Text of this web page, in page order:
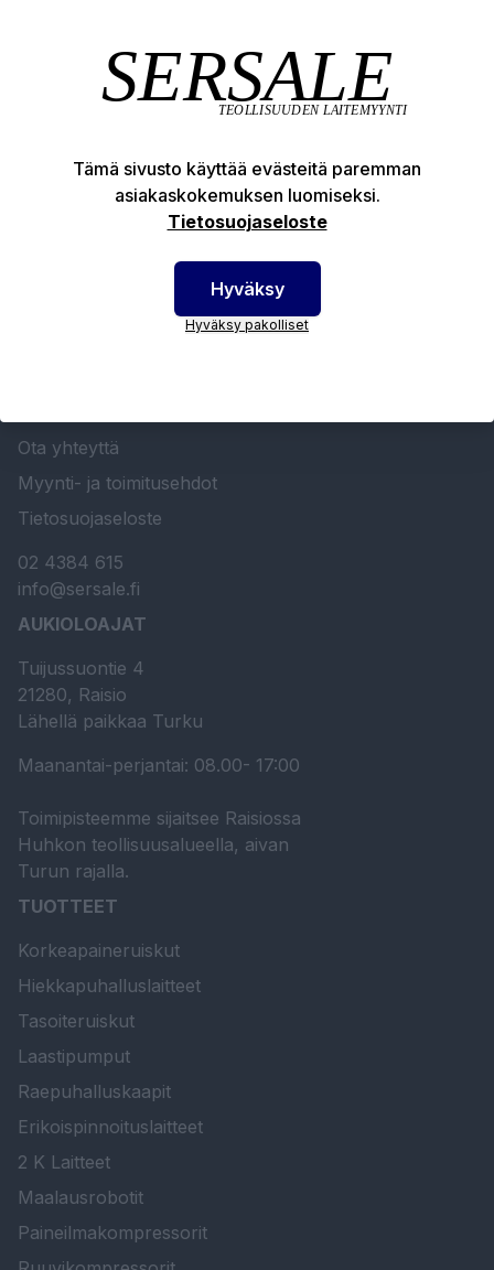
Tekniset edut
SERSALE OY MAALAUSLAITTEIDEN ERIKOISLIIKE
Ota yhteyttä
Myynti- ja toimitusehdot
Tietosuojaseloste
02 4384 615
info@sersale.fi
AUKIOLOAJAT
Tuijussuontie 4
21280, Raisio
Lähellä paikkaa Turku
Maanantai-perjantai: 08.00- 17:00
Toimipisteemme sijaitsee Raisiossa
Huhkon teollisuusalueella, aivan
Turun rajalla.
TUOTTEET
Korkeapaineruiskut
Hiekkapuhalluslaitteet
Tasoiteruiskut
Laastipumput
Raepuhalluskaapit
Erikoispinnoituslaitteet
2 K Laitteet
Maalausrobotit
Paineilmakompressorit
Tämä sivusto käyttää evästeitä paremman
asiakaskokemuksen luomiseksi.
Tietosuojaseloste
Hyväksy
Hyväksy pakolliset